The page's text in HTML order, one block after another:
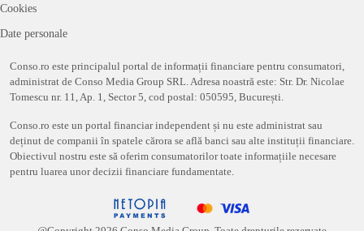
Cookies
Date personale
Conso.ro este principalul portal de informații financiare pentru consumatori,
administrat de Conso Media Group SRL. Adresa noastră este: Str. Dr. Nicolae
Tomescu nr. 11, Ap. 1, Sector 5, cod postal: 050595, București.
Conso.ro este un portal financiar independent și nu este administrat sau
deținut de companii în spatele cărora se află banci sau alte instituții financiare.
Obiectivul nostru este să oferim consumatorilor toate informațiile necesare
pentru luarea unor decizii financiare fundamentate.